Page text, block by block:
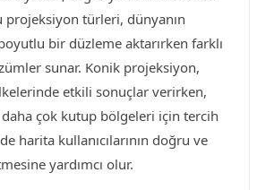
türleri, dünyanın
boyutlu bir düzleme aktarırken farklı
sunar. Konik projeksiyon,
etkili sonuçlar verirken,
çok kutup bölgeleri için tercih
harita kullanıcılarının doğru ve
yardımcı olur.